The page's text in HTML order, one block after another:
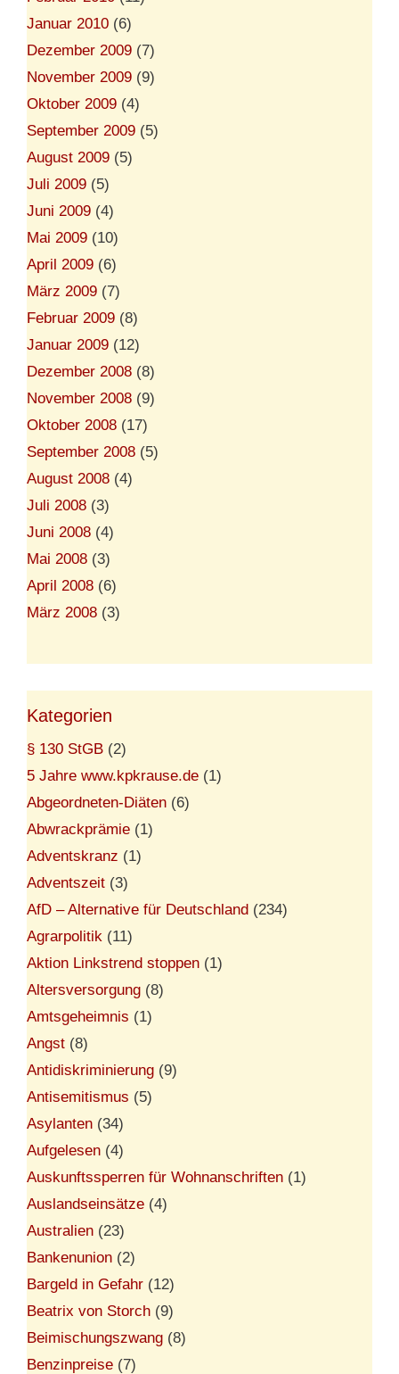
Januar 2010 (6)
Dezember 2009 (7)
November 2009 (9)
Oktober 2009 (4)
September 2009 (5)
August 2009 (5)
Juli 2009 (5)
Juni 2009 (4)
Mai 2009 (10)
April 2009 (6)
März 2009 (7)
Februar 2009 (8)
Januar 2009 (12)
Dezember 2008 (8)
November 2008 (9)
Oktober 2008 (17)
September 2008 (5)
August 2008 (4)
Juli 2008 (3)
Juni 2008 (4)
Mai 2008 (3)
April 2008 (6)
März 2008 (3)
Kategorien
§ 130 StGB (2)
5 Jahre www.kpkrause.de (1)
Abgeordneten-Diäten (6)
Abwrackprämie (1)
Adventskranz (1)
Adventszeit (3)
AfD – Alternative für Deutschland (234)
Agrarpolitik (11)
Aktion Linkstrend stoppen (1)
Altersversorgung (8)
Amtsgeheimnis (1)
Angst (8)
Antidiskriminierung (9)
Antisemitismus (5)
Asylanten (34)
Aufgelesen (4)
Auskunftssperren für Wohnanschriften (1)
Auslandseinsätze (4)
Australien (23)
Bankenunion (2)
Bargeld in Gefahr (12)
Beatrix von Storch (9)
Beimischungszwang (8)
Benzinpreise (7)